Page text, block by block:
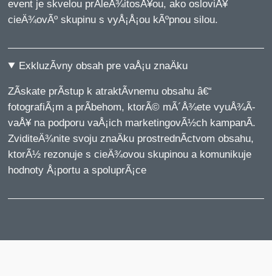
event je skvelou prÃ­leÅ¾itosÅ¥ou, ako osloviÅ¥
cieÄ¾ovÃº skupinu s vyÅ¡Å¡ou kÃºpnou silou.
ExkluzÃ­vny obsah pre vaÅ¡u znaÄku
ZÃ­skate prÃ­stup k atraktÃ­vnemu obsahu â€“
fotografiÃ¡m a prÃ­behom, ktorÃ© mÃ´Å¾ete vyuÅ¾Ã­
vaÅ¥ na podporu vaÅ¡ich marketingovÃ½ch kampanÃ­.
ZviditeÄ¾nite svoju znaÄku prostrednÃ­ctvom obsahu,
ktorÃ½ rezonuje s cieÄ¾ovou skupinou a komunikuje
hodnoty Å¡portu a spoluprÃ¡ce